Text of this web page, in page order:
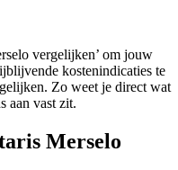
vergelijken’ om jouw
kostenindicaties te
Zo weet je direct wat
aan vast zit.
Merselo